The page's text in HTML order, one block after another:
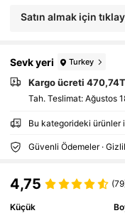
Satın almak için
Sevk yeri Turkey
Kargo ücreti
Tah. Teslimat: Ağustos
Bu kategorideki ürünler
Güvenli Ödemeler ·
4,75
Küçük